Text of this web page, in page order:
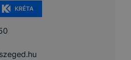
KRÉTA